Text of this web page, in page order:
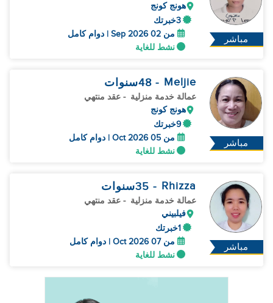
مباشر
هونج كونج
3خبرتك
من 02 Sep 2026 | دوام كامل
نشط للغاية
مباشر
Meljie
- 48 سنوات
عمالة خدمة منزلية - عقد منتهي
هونج كونج
9خبرتك
من 05 Oct 2026 | دوام كامل
نشط للغاية
مباشر
Rhizza
- 35 سنوات
عمالة خدمة منزلية - عقد منتهي
فيلبيني
1خبرتك
من 07 Oct 2026 | دوام كامل
نشط للغاية